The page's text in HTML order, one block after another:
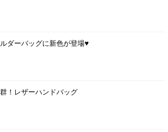
ダーバッグに新色が登場♥
！レザーハンドバッグ